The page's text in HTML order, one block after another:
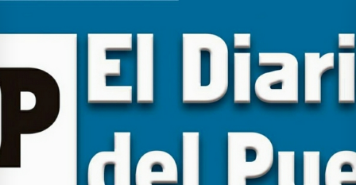
content
EL DIARIO DEL